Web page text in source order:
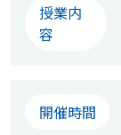
授業内
容
開催時間